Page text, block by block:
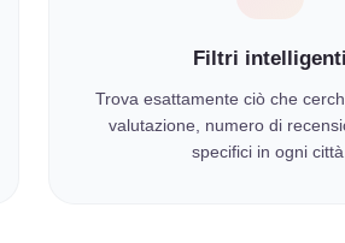
Filtri intelligenti
Trova esattamente ciò che
valutazione, numero di
specifici in ogni città.